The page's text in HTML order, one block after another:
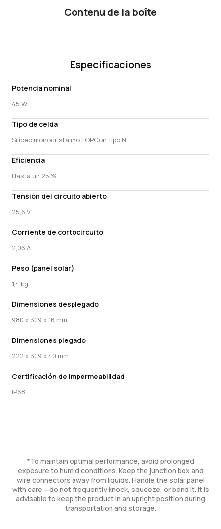
Contenu de la boîte
Especificaciones
Potencia nominal
45 W
Tipo de celda
Silíceo monocristalino TOPCon Tipo N
Eficiencia
Hasta un 25 %
Tensión del circuito abierto
25,6 V
Corriente de cortocircuito
2,06 A
Peso (panel solar)
1,4 kg
Dimensiones desplegado
980 x 309 x 16 mm
Dimensiones plegado
222 x 309 x 40 mm
Certificación de impermeabilidad
IP68
*To maintain optimal performance, avoid prolonged
exposure to humid conditions. Keep the junction box and
wire connectors away from liquids. Handle the solar panel
with care —do not frequently knock, squeeze, or bend it. It is
advisable to keep the product in an upright position during
transportation and storage.